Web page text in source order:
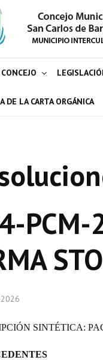
CONCEJO
DE LA CARTA ORGÁNICA
PCM-
SINTÉTICA: